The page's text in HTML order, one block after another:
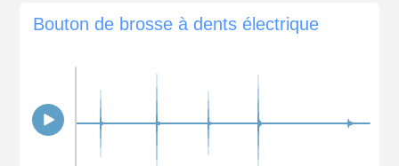
Bouton de brosse à dents électrique